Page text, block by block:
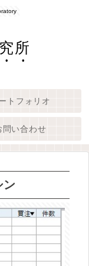
所
トフォリオ
問い合わせ
ン